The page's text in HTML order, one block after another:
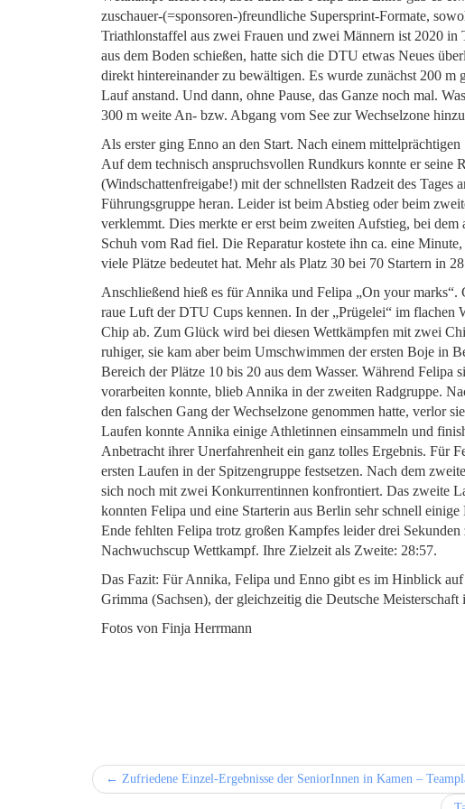
zuschauer-(=sponsoren-)freundliche Supersprint-Formate,
Triathlonstaffel aus zwei Frauen und zwei Männern ist 2020 in
aus dem Boden schießen, hatte sich die DTU etwas Neues
direkt hintereinander zu bewältigen. Es wurde zunächst 200
Lauf anstand. Und dann, ohne Pause, das Ganze noch mal.
300 m weite An- bzw. Abgang vom See zur Wechselzone
Als erster ging Enno an den Start. Nach einem
Auf dem technisch anspruchsvollen Rundkurs konnte er seine
(Windschattenfreigabe!) mit der schnellsten Radzeit des Tages
Führungsgruppe heran. Leider ist beim Abstieg oder beim
verklemmt. Dies merkte er erst beim zweiten Aufstieg, bei
Schuh vom Rad fiel. Die Reparatur kostete ihn ca. eine
viele Plätze bedeutet hat. Mehr als Platz 30 bei 70 Startern in
Anschließend hieß es für Annika und Felipa „On your
raue Luft der DTU Cups kennen. In der „Prügelei“ im flachen
Chip ab. Zum Glück wird bei diesen Wettkämpfen mit zwei
ruhiger, sie kam aber beim Umschwimmen der ersten Boje in
Bereich der Plätze 10 bis 20 aus dem Wasser. Während Felipa
vorarbeiten konnte, blieb Annika in der zweiten Radgruppe.
den falschen Gang der Wechselzone genommen hatte, verlor
Laufen konnte Annika einige Athletinnen einsammeln und
Anbetracht ihrer Unerfahrenheit ein ganz tolles Ergebnis. Für
ersten Laufen in der Spitzengruppe festsetzen. Nach dem
sich noch mit zwei Konkurrentinnen konfrontiert. Das zweite
konnten Felipa und eine Starterin aus Berlin sehr schnell
Ende fehlten Felipa trotz großen Kampfes leider drei
Nachwuchscup Wettkampf. Ihre Zielzeit als Zweite: 28:57.
Das Fazit: Für Annika, Felipa und Enno gibt es im Hinblick
Grimma (Sachsen), der gleichzeitig die Deutsche Meisterschaft
Fotos von Finja Herrmann
← Zufriedene Einzel-Ergebnisse der SeniorInnen in Kamen –